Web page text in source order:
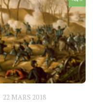
22 MARS 2018